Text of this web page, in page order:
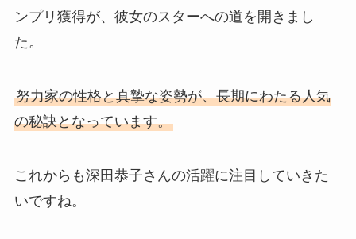
ンプリ獲得が、彼女のスターへの道を開きまし
た。
努力家の性格と真摯な姿勢が、長期にわたる人気
の秘訣となっています。
これからも深田恭子さんの活躍に注目していきた
いですね。